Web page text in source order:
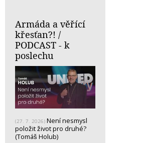
Armáda a věřící
křesťan?! /
PODCAST - k
poslechu
(27. 7. 2026) Není nesmysl
položit život pro druhé?
(Tomáš Holub)